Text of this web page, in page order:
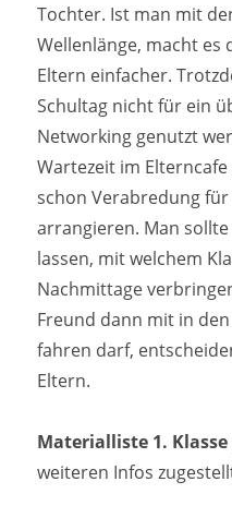
Tochter. Ist man mit
Wellenlänge, macht es
Eltern einfacher.
Schultag nicht für ein
Networking genutzt
Wartezeit im
schon Verabredung für
arrangieren. Man
lassen, mit welchem
Nachmittage
Freund dann mit in
fahren darf,
Eltern.
Materialliste 1. Klasse
weiteren Infos